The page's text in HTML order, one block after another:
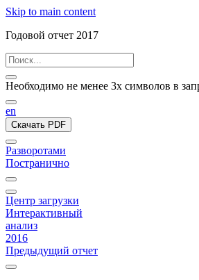
Skip to main content
Годовой отчет 2017
Необходимо не менее 3х символов в
en
Скачать PDF
Разворотами
Постранично
Центр загрузки
Интерактивный
анализ
2016
Предыдущий отчет